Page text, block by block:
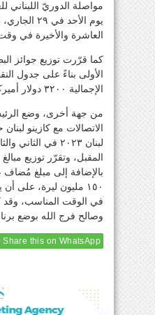
مواصلة الدوريّ اللبناني
يوم الأحد
العاشرة والأخيرة في
كما قرّرت توزيع جوائز
الأولى بناءً على جدول
الإجمالية ٣٢٠٠ دولار أميركيّ عن عام 2023.
من جهة أخرى، وضع
الاتصالات مع كازينو
لبنان ٢٠٢٣ في
المقبل، وتقرّر توزيع
بالإضافة إلى مبلغ مُضاف
١٥٠ مليون ليرة، على
في الوقت المناسب،
وصالح فرج الله بوضع
Share this on WhatsApp